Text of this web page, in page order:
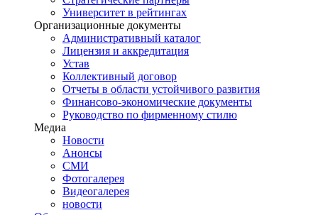
Университет в рейтингах
Организационные документы
Административный каталог
Лицензия и аккредитация
Устав
Коллективный договор
Отчеты в области устойчивого развития
Финансово-экономические документы
Руководство по фирменному стилю
Медиа
Новости
Анонсы
СМИ
Фотогалерея
Видеогалерея
новости